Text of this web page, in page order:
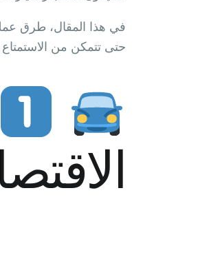
في هذا المقال، طرق
حتى تتمكن من